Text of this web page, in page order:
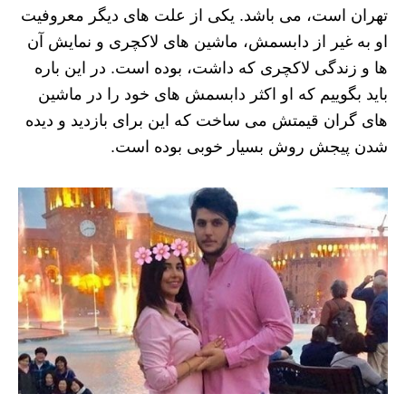
تهران است، می باشد. یکی از علت های دیگر معروفیت
او به غیر از دابسمش، ماشین های لاکچری و نمایش آن
ها و زندگی لاکچری که داشت، بوده است. در این باره
باید بگوییم که او اکثر دابسمش های خود را در ماشین
های گران قیمتش می ساخت که این برای بازدید و دیده
شدن پیجش روش بسیار خوبی بوده است.